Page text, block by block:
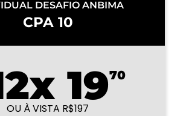
DESAFIO ANBIMA
CPA 10
1970
OU À VISTA R$197